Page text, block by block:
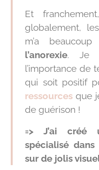
Et
globalement,
m’a
l’anorexie. Je
l’importance de
qui soit positif
ressources que
de guérison !
=> J’ai créé
spécialisé
sur de jolis